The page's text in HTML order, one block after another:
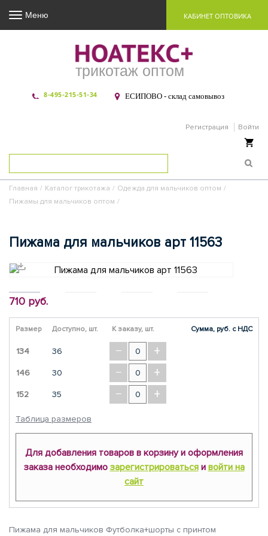
трикотаж оптом
8-495-215-51-34 ЕСИПОВО - склад самовывоз
Регистрация Войти
Меню КАБИНЕТ ОПТОВИКА
Главная / Каталог трикотажа / Одежда для мальчиков оптом /
Пижамы для мальчиков оптом /
Пижама для мальчиков арт 11563
710 руб.
Размер Доступно, шт. К заказу, шт. Сумма, руб. с НДС
134 36 − +
146 30 − +
152 35 − +
Таблица размеров
Для добавления товаров в корзину и оформления
заказа необходимо зарегистрироватьсяи войти на
сайт
Пижама для мальчиков Футболка+шорты с принтом